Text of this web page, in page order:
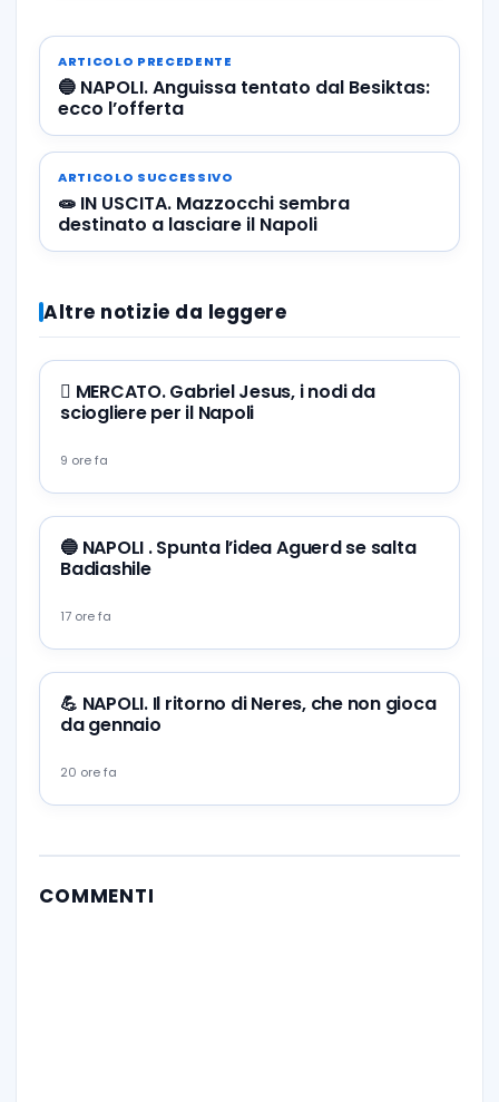
ARTICOLO PRECEDENTE
🔵 NAPOLI. Anguissa tentato dal Besiktas:
ecco l’offerta
ARTICOLO SUCCESSIVO
🧫 IN USCITA. Mazzocchi sembra
destinato a lasciare il Napoli
Altre notizie da leggere
🪎 MERCATO. Gabriel Jesus, i nodi da
sciogliere per il Napoli
9 ore fa
🔵 NAPOLI . Spunta l’idea Aguerd se salta
Badiashile
17 ore fa
💪 NAPOLI. Il ritorno di Neres, che non gioca
da gennaio
20 ore fa
COMMENTI